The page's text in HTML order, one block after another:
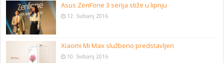
Asus ZenFone 3 serija stiže u lipnju
12. Svibanj 2016
Xiaomi Mi Max službeno predstavljen
10. Svibanj 2016